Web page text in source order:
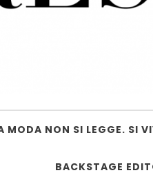
MODA NON SI LEGGE. SI
BACKSTAGE